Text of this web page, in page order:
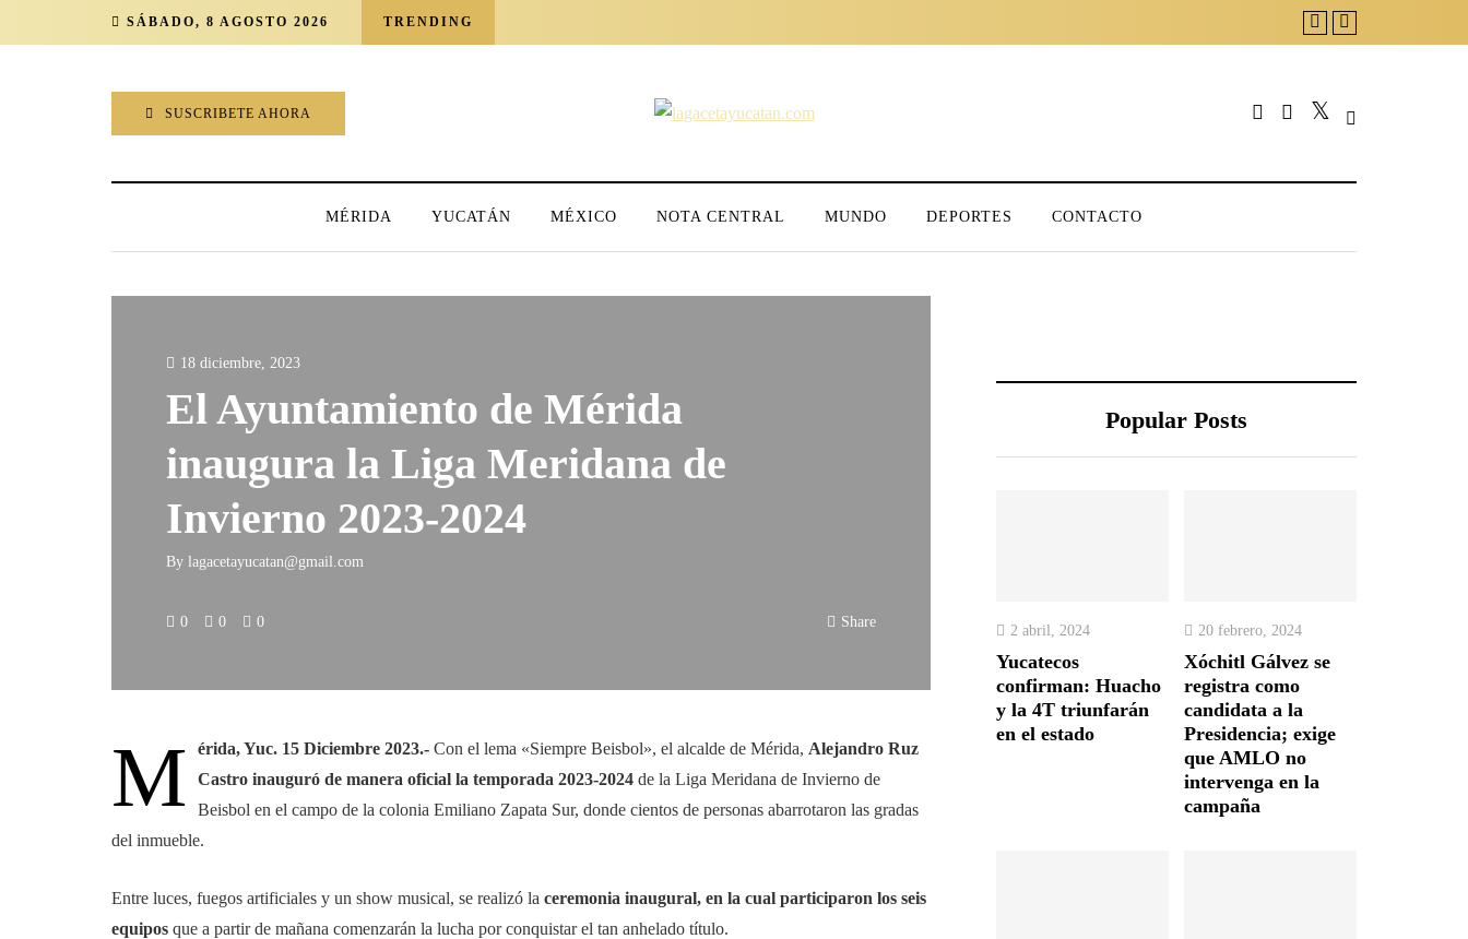
SÁBADO, 8 AGOSTO 2026 TRENDING
SUSCRIBETE AHORA
MÉRIDA YUCATÁN MÉXICO NOTA CENTRAL MUNDO DEPORTES CONTACTO
18 diciembre, 2023
El Ayuntamiento de Mérida
inaugura la Liga Meridana de
Invierno 2023-2024
By lagacetayucatan@gmail.com
0 0 0 Share
M érida, Yuc. 15 Diciembre 2023.- Con el lema «Siempre Beisbol», el alcalde de Mérida, Alejandro Ruz
Castro inauguró de manera oficial la temporada 2023-2024 de la Liga Meridana de Invierno de
Beisbol en el campo de la colonia Emiliano Zapata Sur, donde cientos de personas abarrotaron las gradas
del inmueble.
Entre luces, fuegos artificiales y un show musical, se realizó la ceremonia inaugural, en la cual participaron los seis
equipos que a partir de mañana comenzarán la lucha por conquistar el tan anhelado título.
Popular Posts
2 abril, 2024
Yucatecos
confirman: Huacho
y la 4T triunfarán
en el estado
20 febrero, 2024
Xóchitl Gálvez se
registra como
candidata a la
Presidencia; exige
que AMLO no
intervenga en la
campaña